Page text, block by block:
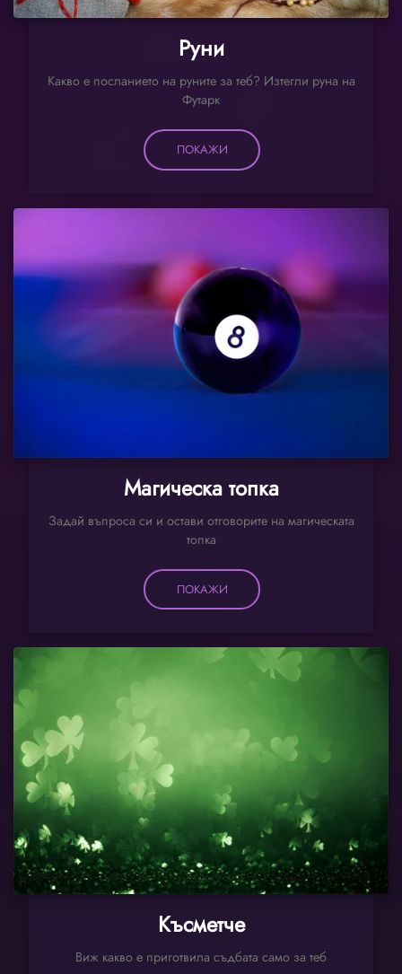
Руни
Какво е посланието на руните за теб? Изтегли руна на
Футарк
ПОКАЖИ
Магическа топка
Задай въпроса си и остави отговорите на магическата
топка
ПОКАЖИ
Късметче
Виж какво е приготвила съдбата само за теб